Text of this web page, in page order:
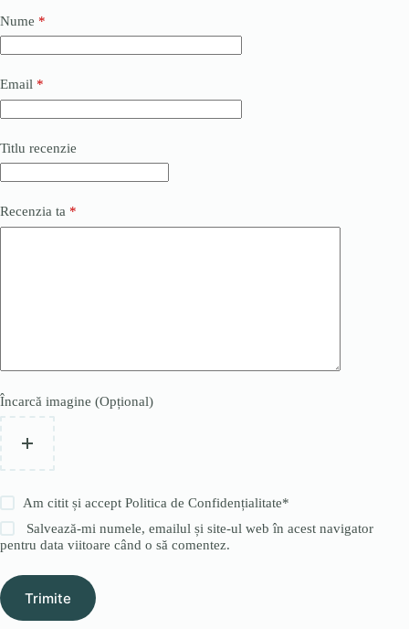
Nume *
Email *
Titlu recenzie
Recenzia ta *
Încarcă imagine (Opțional)
Am citit și acceptPolitica de Confidențialitate*
Salvează-mi numele, emailul și site-ul web în acest navigator
pentru data viitoare când o să comentez.
Trimite